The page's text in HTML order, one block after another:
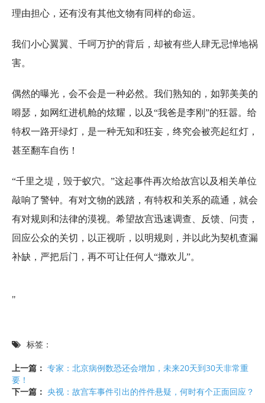
理由担心，还有没有其他文物有同样的命运。
我们小心翼翼、千呵万护的背后，却被有些人肆无忌惮地祸
害。
偶然的曝光，会不会是一种必然。我们熟知的，如郭美美的
嘚瑟，如网红进机舱的炫耀，以及“我爸是李刚”的狂嚣。给
特权一路开绿灯，是一种无知和狂妄，终究会被亮起红灯，
甚至翻车自伤！
“千里之堤，毁于蚁穴。”这起事件再次给故宫以及相关单位
敲响了警钟。有对文物的践踏，有特权和关系的疏通，就会
有对规则和法律的漠视。希望故宫迅速调查、反馈、问责，
回应公众的关切，以正视听，以明规则，并以此为契机查漏
补缺，严把后门，再不可让任何人“撒欢儿”。
"
标签：
上一篇： 专家：北京病例数恐还会增加，未来20天到30天非常重
要！
下一篇： 央视：故宫车事件引出的件件悬疑，何时有个正面回应？